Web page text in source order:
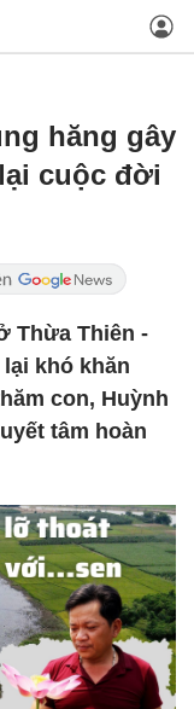
hăng gây
cuộc đời
Thừa Thiên -
khó khăn
con, Huỳnh
tâm hoàn